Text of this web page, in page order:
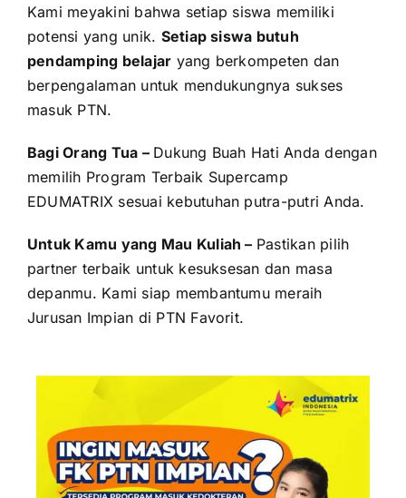
Kami meyakini bahwa setiap siswa memiliki
potensi yang unik. Setiap siswa butuh
pendamping belajar yang berkompeten dan
berpengalaman untuk mendukungnya sukses
masuk PTN.
Bagi Orang Tua – Dukung Buah Hati Anda dengan
memilih Program Terbaik Supercamp
EDUMATRIX sesuai kebutuhan putra-putri Anda.
Untuk Kamu yang Mau Kuliah – Pastikan pilih
partner terbaik untuk kesuksesan dan masa
depanmu. Kami siap membantumu meraih
Jurusan Impian di PTN Favorit.